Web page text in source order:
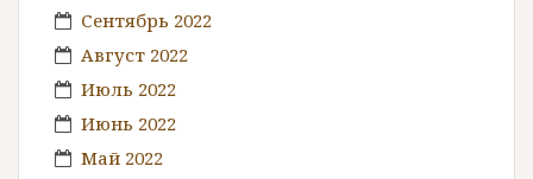
Сентябрь 2022
Август 2022
Июль 2022
Июнь 2022
Май 2022